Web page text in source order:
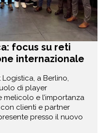
focus su reti
internazionale
a Berlino,
di player
e l’importanza
clienti e partner
presso il nuovo